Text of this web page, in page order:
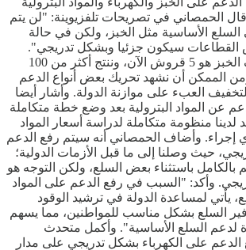
الحمصاني في تصريحات تلفزيوينة: "لن يتم
السلع الأساسية مثل الخبز، ولكن في حالة
سيكون جزئيا وبشكل تدريجي".
وأضاف: تكلفة رغيف الخبز هو 5 قروش الآن، وننتج أكثر من 100
الممكن أن نشهد تحريك بعض أنواع الدعم
لتخفيف العبء على موازنة الدولة. وأشار أيضا
عن المواد البترولية بعد وضع خطة متكاملة
يوجد لدينا منظومة متكاملة لدراسة أسعار المواد
أي إجراء. وأضاف الحمصاني أنه سيتم رفع الدعم
حيث وصلنا إلى ما قبل الأزمات الدولية؛
بالكامل باستثناء بعض السلع، ولكن التوجه هو
وأكد: "السبب في رفع الدعم على المواد
يأتي لمساعدة الدولة في ترشيد الوقود
السلع بشكل مناسب للمواطنين، مما يسهم
لدعم السلع الأساسية". وأكمل متحدث
على الكهرباء بشكل تدريجي على مدار